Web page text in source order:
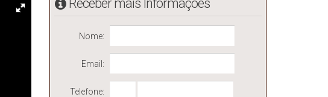
Receber mais Informações
Nome:
Email:
Telefone: